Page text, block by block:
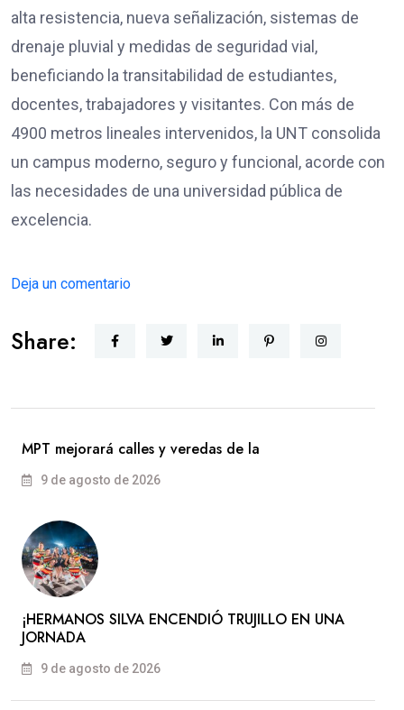
alta resistencia, nueva señalización, sistemas de
drenaje pluvial y medidas de seguridad vial,
beneficiando la transitabilidad de estudiantes,
docentes, trabajadores y visitantes. Con más de
4900 metros lineales intervenidos, la UNT consolida
un campus moderno, seguro y funcional, acorde con
las necesidades de una universidad pública de
excelencia.
Deja un comentario
Share:
MPT mejorará calles y veredas de la
9 de agosto de 2026
​¡HERMANOS SILVA ENCENDIÓ TRUJILLO EN UNA
JORNADA
9 de agosto de 2026